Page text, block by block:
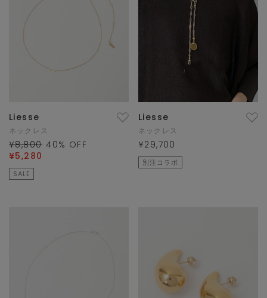
Liesse
ネックレス
¥8,800 40% OFF
¥5,280
SALE
Liesse
ネックレス
¥29,700
別注コラボ